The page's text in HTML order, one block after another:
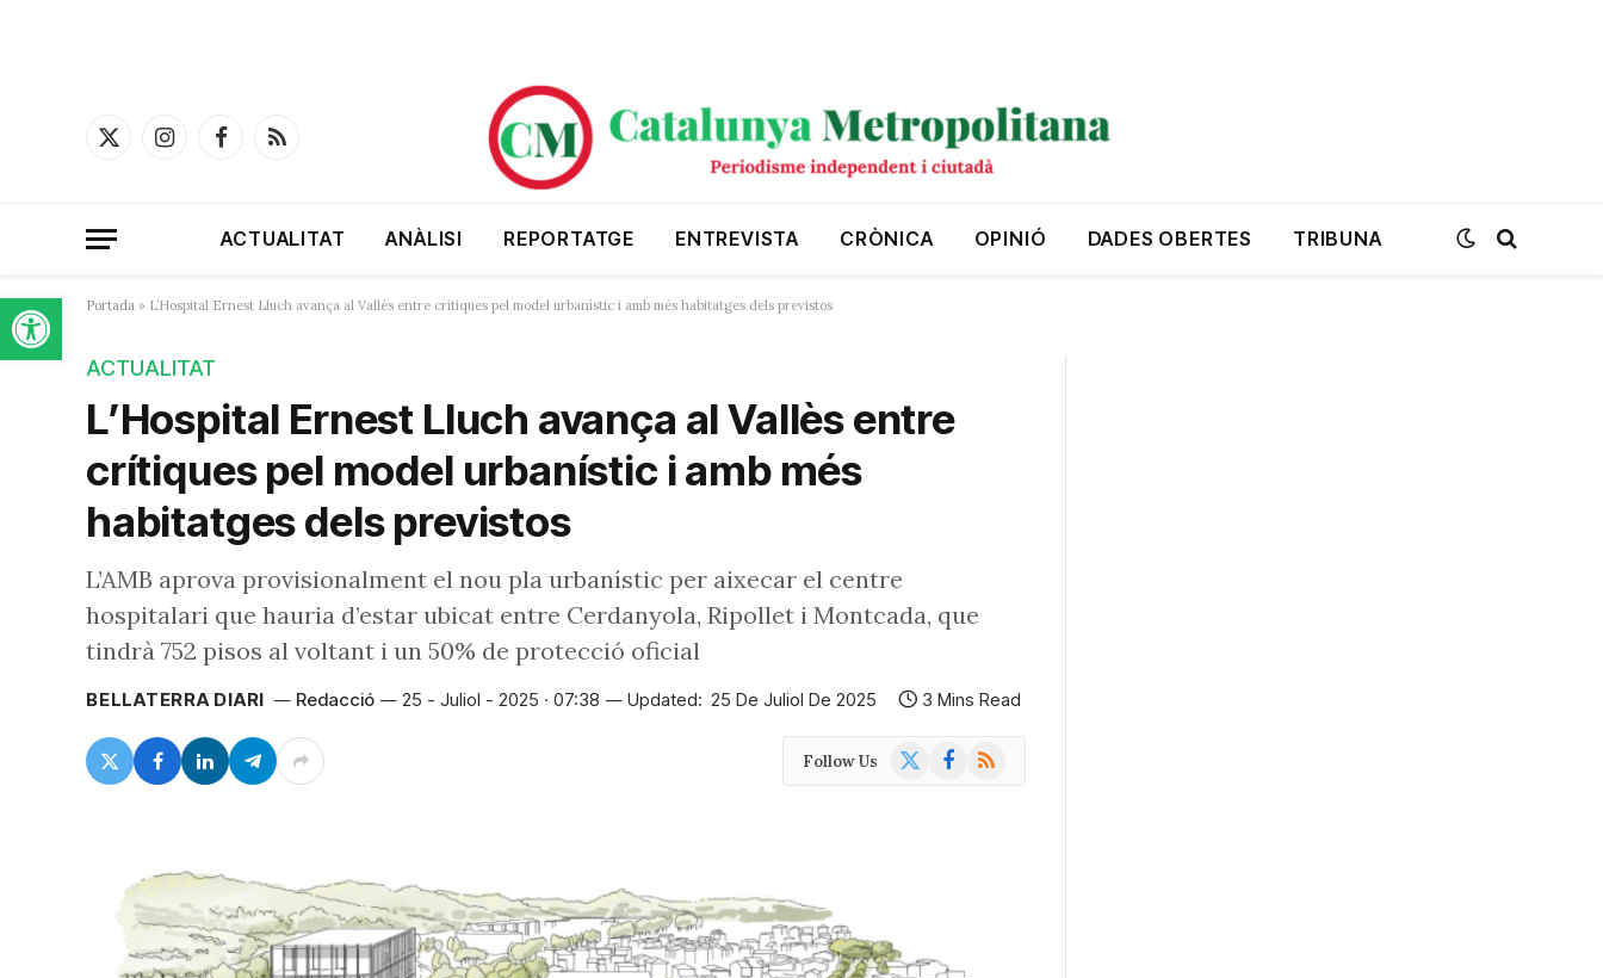
Obre la barra d'eines
X
InstagramFacebookRSS
ACTUALITAT ANÀLISI REPORTATGE ENTREVISTA CRÒNICA OPINIÓ DADES OBERTES TRIBUNA
Portada » L’Hospital Ernest Lluch avança al Vallès entre crítiques pel model urbanístic i amb més habitatges dels previstos
ACTUALITAT
L’Hospital Ernest Lluch avança al Vallès entre
crítiques pel model urbanístic i amb més
habitatges dels previstos
L’AMB aprova provisionalment el nou pla urbanístic per aixecar el centre
hospitalari que hauria d’estar ubicat entre Cerdanyola, Ripollet i Montcada, que
tindrà 752 pisos al voltant i un 50% de protecció oficial
BELLATERRA DIARI Redacció 25 - Juliol - 2025 · 07:38 Updated: 25 De Juliol De 2025 3 Mins Read
Follow Us Facebook
RSS